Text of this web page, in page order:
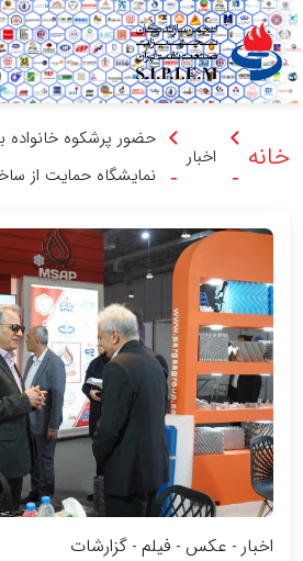
خانه -
اخبار
-
حضور پرشکوه خانواده
نمایشگاه حمایت از
اخبار - عکس - فیلم - گزارشات